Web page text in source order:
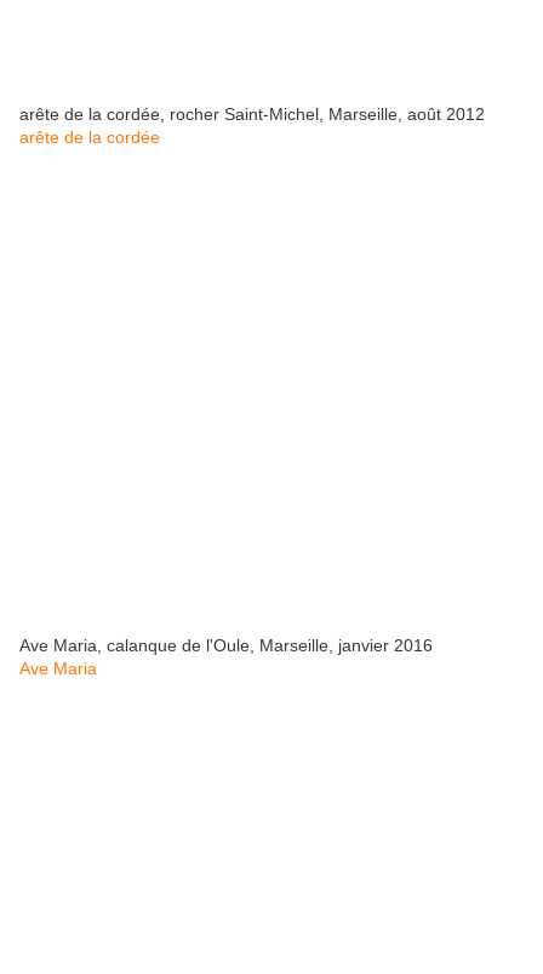
arête de la cordée, rocher Saint-Michel, Marseille, août 2012
arête de la cordée
Ave Maria, calanque de l'Oule, Marseille, janvier 2016
Ave Maria